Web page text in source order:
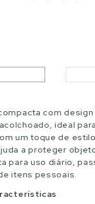
com
ideal
um toque de
a proteger
para uso diário,
itens pessoais.